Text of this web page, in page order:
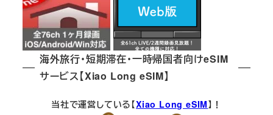
海外旅行・短期滞在・一時帰国者向けeSIM
サービス【Xiao Long eSIM】
当社で運営している【Xiao Long eSIM】！